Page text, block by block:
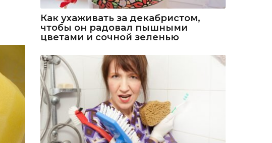
Как ухаживать за декабристом,
чтобы он радовал пышными
цветами и сочной зеленью